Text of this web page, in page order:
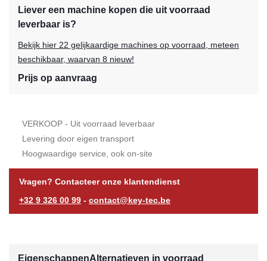
Liever een machine kopen die uit voorraad
leverbaar is?
Bekijk hier 22 gelijkaardige machines op voorraad, meteen
beschikbaar, waarvan 8 nieuw!
Prijs op aanvraag
VERKOOP - Uit voorraad leverbaar
Levering door eigen transport
Hoogwaardige service, ook on-site
Vragen? Contacteer onze klantendienst
+32 9 326 00 99 - contact@key-tec.be
EigenschappenAlternatieven in voorraad